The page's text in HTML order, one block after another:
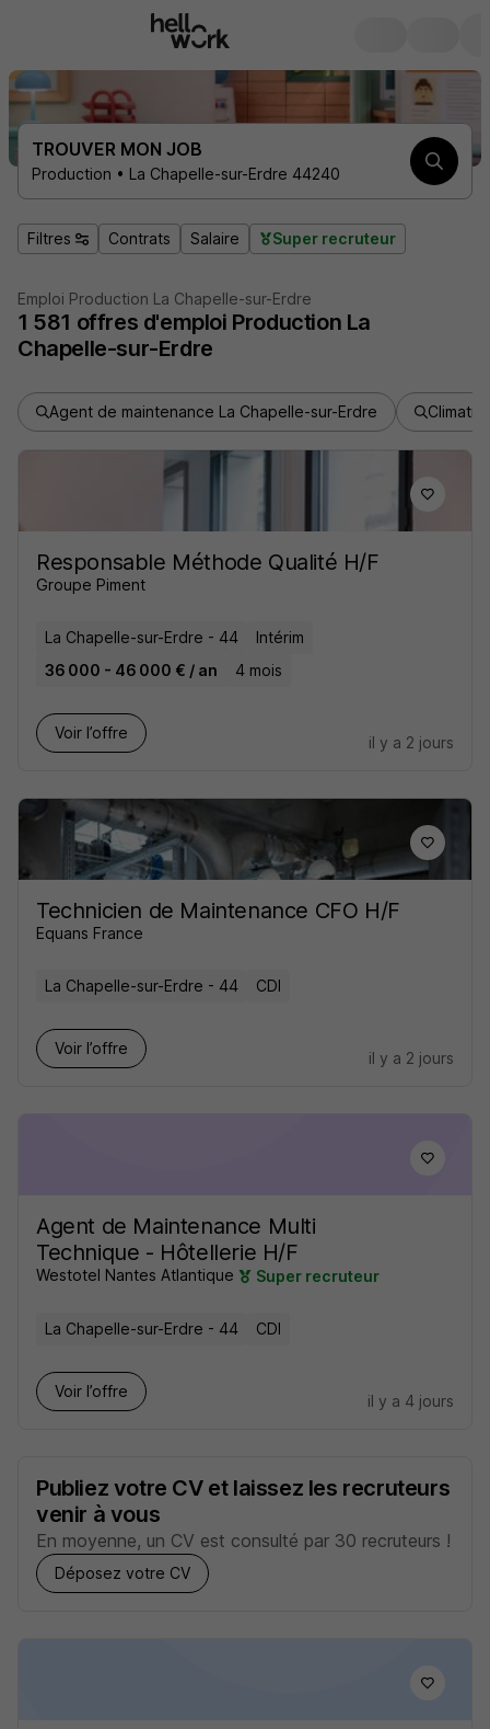
TROUVER MON JOB
Production • La Chapelle-sur-Erdre 44240
Filtres Contrats Salaire Super recruteur
Emploi Production La Chapelle-sur-Erdre
1 581 offres d'emploi Production La
Chapelle-sur-Erdre
Agent de maintenance La Chapelle-sur-Erdre
Responsable Méthode Qualité H/F
Groupe Piment
La Chapelle-sur-Erdre - 44
Intérim
36 000 - 46 000 € / an
4 mois
Voir l’offre
il y a 2 jours
Technicien de Maintenance CFO H/F
Equans France
La Chapelle-sur-Erdre - 44 CDI
Voir l’offre
il y a 2 jours
Agent de Maintenance Multi
Technique - Hôtellerie H/F
Westotel Nantes Atlantique Super recruteur
La Chapelle-sur-Erdre - 44 CDI
Voir l’offre
il y a 4 jours
Publiez votre CV et laissez les recruteurs
venir à vous
En moyenne, un CV est consulté par 30 recruteurs !
Déposez votre CV